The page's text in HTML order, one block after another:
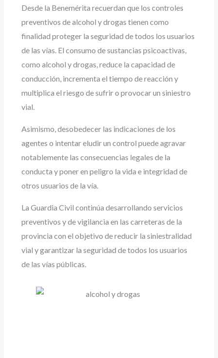
Desde la Benemérita recuerdan que los controles
preventivos de alcohol y drogas tienen como
finalidad proteger la seguridad de todos los usuarios
de las vías. El consumo de sustancias psicoactivas,
como alcohol y drogas, reduce la capacidad de
conducción, incrementa el tiempo de reacción y
multiplica el riesgo de sufrir o provocar un siniestro
vial.
Asimismo, desobedecer las indicaciones de los
agentes o intentar eludir un control puede agravar
notablemente las consecuencias legales de la
conducta y poner en peligro la vida e integridad de
otros usuarios de la vía.
La Guardia Civil continúa desarrollando servicios
preventivos y de vigilancia en las carreteras de la
provincia con el objetivo de reducir la siniestralidad
vial y garantizar la seguridad de todos los usuarios
de las vías públicas.